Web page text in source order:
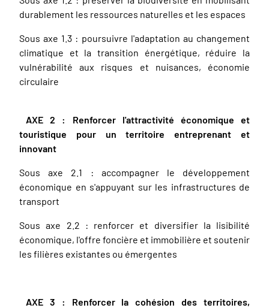
durablement les ressources naturelles et les espaces
Sous axe 1.3 : poursuivre l'adaptation au changement
climatique et la transition énergétique, réduire la
vulnérabilité aux risques et nuisances, économie
circulaire
AXE 2 : Renforcer l'attractivité économique et
touristique pour un territoire entreprenant et
innovant
Sous axe 2.1 : accompagner le développement
économique en s'appuyant sur les infrastructures de
transport
Sous axe 2.2 : renforcer et diversifier la lisibilité
économique, l'offre foncière et immobilière et soutenir
les filières existantes ou émergentes
AXE 3 : Renforcer la cohésion des territoires,